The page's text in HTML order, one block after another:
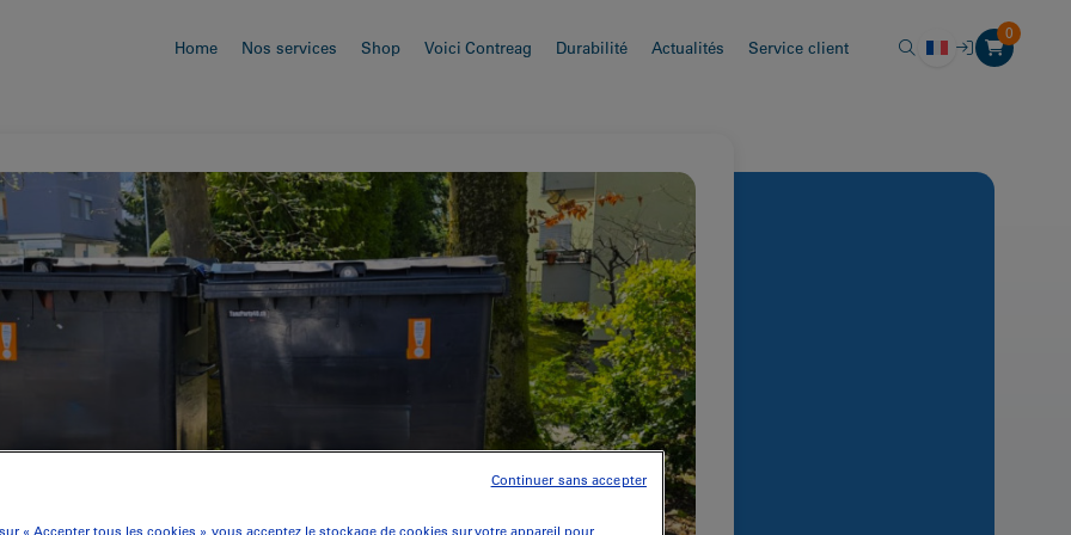
Home Nos services Shop Voici Contreag Durabilité Actualités Service client
0
Continuer sans accepter